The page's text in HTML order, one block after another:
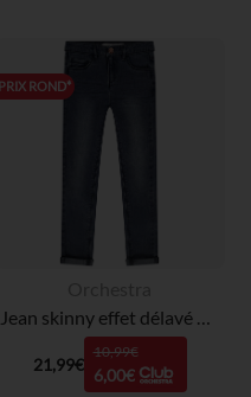
PRIX ROND*
Jean skinny effet délavé avec jacron en simili cuir fille
21,99€
10,99€
6,00€